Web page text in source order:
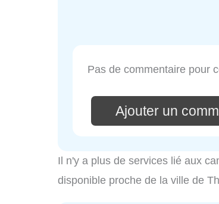
Pas de commentaire pour
Ajouter un
Il n'y a plus de services lié aux
disponible proche de la ville de